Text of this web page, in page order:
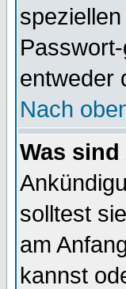
entweder
Nach
Was
solltest
am
kannst